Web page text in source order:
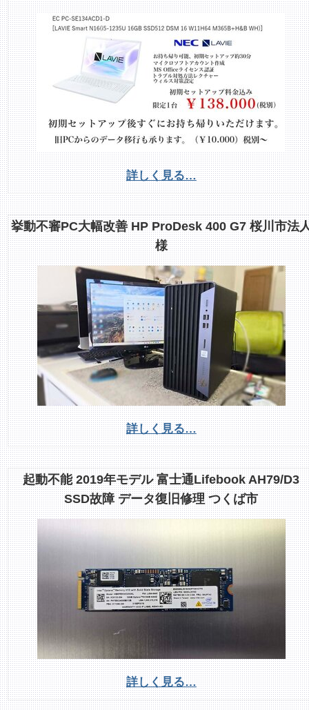
詳しく見る…
挙動不審PC大幅改善 HP ProDesk 400 G7 桜川市法
様
詳しく見る…
起動不能 2019年モデル 富士通Lifebook AH79/D3
SSD故障 データ復旧修理 つくば市
詳しく見る…